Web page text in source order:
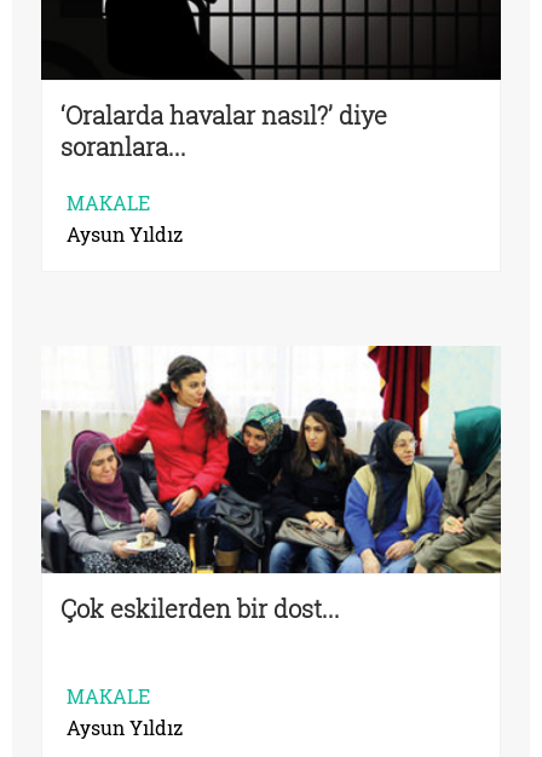
‘Oralarda havalar nasıl?’ diye
soranlara...
MAKALE
Aysun Yıldız
Çok eskilerden bir dost...
MAKALE
Aysun Yıldız